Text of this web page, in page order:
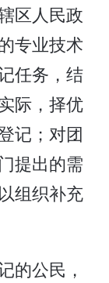
区人民政
专业技术
任务，结
际，择优
记；对团
提出的需
组织补充
的公民，